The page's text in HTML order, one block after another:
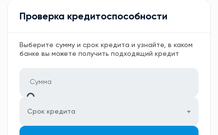
Проверка кредитоспособности
Выберите сумму и срок кредита и узнайте, в каком
банке вы можете получить подходящий кредит
Срок кредита